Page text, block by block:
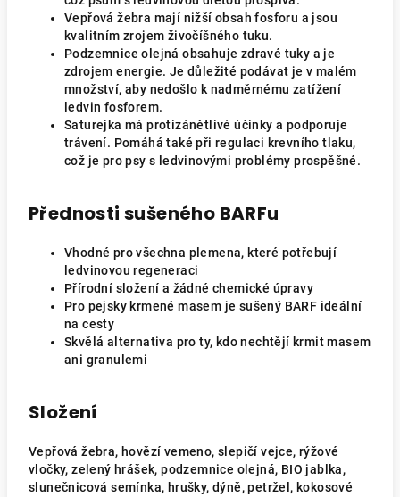
Vepřová žebra mají nižší obsah fosforu a jsou
kvalitním zrojem živočíšného tuku.
Podzemnice olejná obsahuje zdravé tuky a je
zdrojem energie. Je důležité podávat je v malém
množství, aby nedošlo k nadměrnému zatížení
ledvin fosforem.
Saturejka má protizánětlivé účinky a podporuje
trávení. Pomáhá také při regulaci krevního tlaku,
což je pro psy s ledvinovými problémy prospěšné.
Přednosti sušeného BARFu
Vhodné pro všechna plemena, které potřebují
ledvinovou regeneraci
Přírodní složení a žádné chemické úpravy
Pro pejsky krmené masem je sušený BARF ideální
na cesty
Skvělá alternativa pro ty, kdo nechtějí krmit masem
ani granulemi
Složení
Vepřová žebra, hovězí vemeno, slepičí vejce, rýžové
vločky, zelený hrášek, podzemnice olejná, BIO jablka,
slunečnicová semínka, hrušky, dýně, petržel, kokosové